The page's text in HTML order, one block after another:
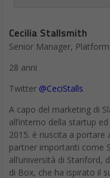
28 anni
Twitter@CeciStalls
A capo del marketing di
all’interno della startup
2015. è riuscita a portare
partner importanti come
all’università di Stanford,
di Box, che ha ispirato il
Dopo averlo sentito
fare un tirocinio a Box,
Slack.